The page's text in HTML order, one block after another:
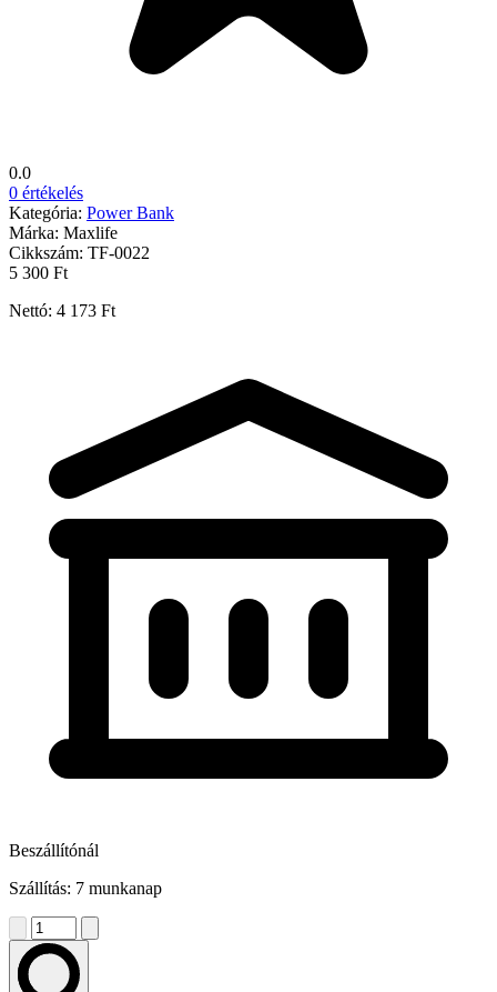
0.0
0 értékelés
Kategória: Power Bank
Márka: Maxlife
Cikkszám: TF-0022
5 300 Ft
Nettó: 4 173 Ft
Beszállítónál
Szállítás: 7 munkanap